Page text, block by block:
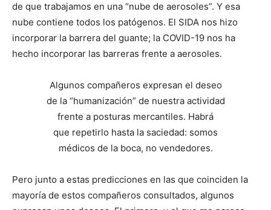
de que trabajamos en una “nube de aerosoles”. Y esa
nube contiene todos los patógenos. El SIDA nos hizo
incorporar la barrera del guante; la COVID-19 nos ha
hecho incorporar las barreras frente a aerosoles.
Algunos compañeros expresan el deseo
de la “humanización” de nuestra actividad
frente a posturas mercantiles. Habrá
que repetirlo hasta la saciedad: somos
médicos de la boca, no vendedores.
Pero junto a estas predicciones en las que coinciden la
mayoría de estos compañeros consultados, algunos